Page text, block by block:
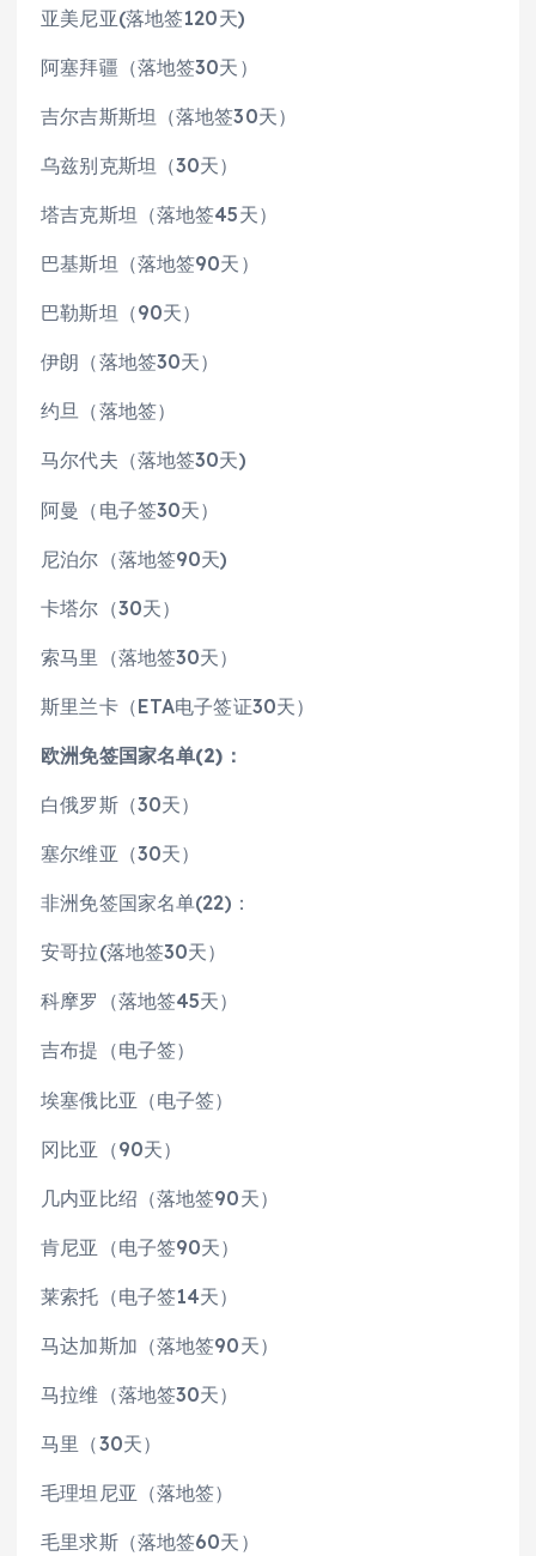
亚美尼亚(落地签120天)
阿塞拜疆（落地签30天）
吉尔吉斯斯坦（落地签30天）
乌兹别克斯坦（30天）
塔吉克斯坦（落地签45天）
巴基斯坦（落地签90天）
巴勒斯坦（90天）
伊朗（落地签30天）
约旦（落地签）
马尔代夫（落地签30天)
阿曼（电子签30天）
尼泊尔（落地签90天)
卡塔尔（30天）
索马里（落地签30天）
斯里兰卡（ETA电子签证30天）
欧洲免签国家名单(2)：
白俄罗斯（30天）
塞尔维亚（30天）
非洲免签国家名单(22)：
安哥拉(落地签30天）
科摩罗（落地签45天）
吉布提（电子签）
埃塞俄比亚（电子签）
冈比亚（90天）
几内亚比绍（落地签90天）
肯尼亚（电子签90天）
莱索托（电子签14天）
马达加斯加（落地签90天）
马拉维（落地签30天）
马里（30天）
毛理坦尼亚（落地签）
毛里求斯（落地签60天）